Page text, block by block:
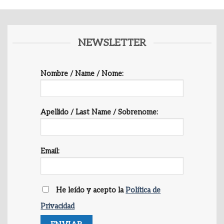
NEWSLETTER
Nombre / Name / Nome:
Apellido / Last Name / Sobrenome:
Email:
He leído y acepto laPolítica de
Privacidad